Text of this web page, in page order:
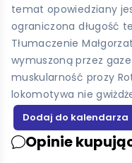
temat opowiedziany
ograniczona długość
Tłumaczenie
wymuszoną przez
muskularność prozy
lokomotywa nie
Opinie